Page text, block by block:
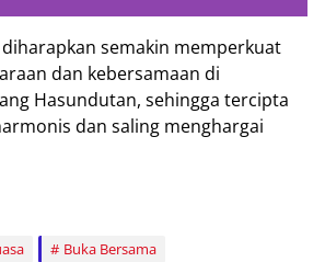
semakin memperkuat
dan kebersamaan di
Hasundutan, sehingga tercipta
dan saling menghargai
Buka Bersama